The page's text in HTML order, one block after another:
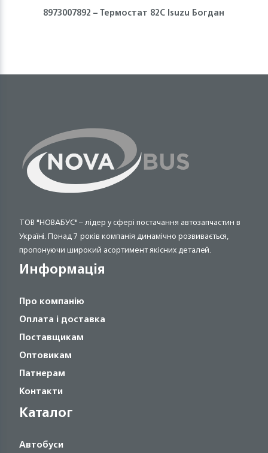
8973007892 – Термостат 82С Isuzu Богдан
ТОВ "НОВАБУС" – лідер у сфері постачання автозапчастин в
Україні. Понад 7 років компанія динамічно розвивається,
пропонуючи широкий асортимент якісних деталей.
Информація
Про компанію
Оплата і доставка
Поставщикам
Оптовикам
Патнерам
Контакти
Каталог
Автобуси